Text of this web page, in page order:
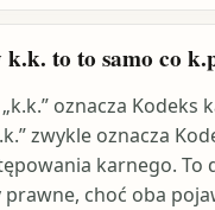
k.k. to to samo co
oznacza Kodeks
zwykle oznacza
karnego. To
prawne, choć oba